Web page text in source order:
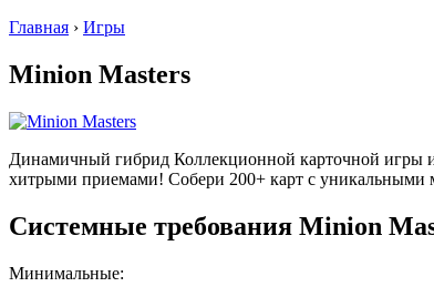
Главная › Игры
Minion Masters
Динамичный гибрид Коллекционной карточной
хитрыми приемами! Собери 200+ карт с уникальными
Системные требования Minion
Минимальные: